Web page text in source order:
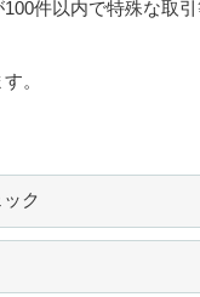
件以内で特殊な取
。
ク